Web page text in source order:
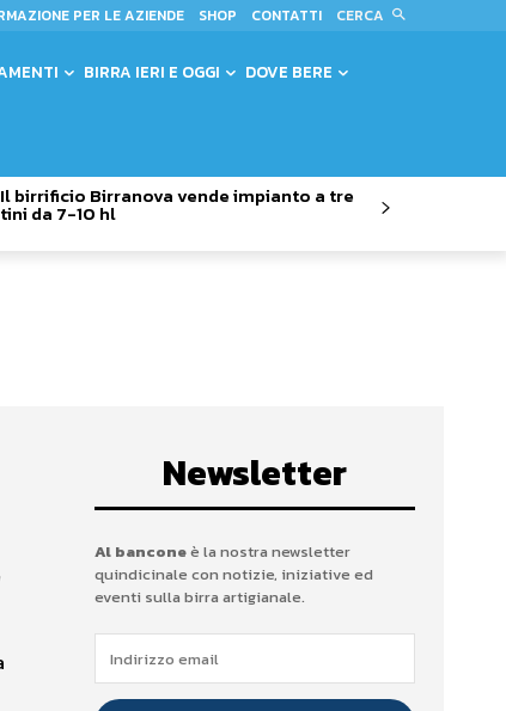
PER LE AZIENDE SHOP CONTATTI CERCA
BIRRA IERI E OGGI DOVE BERE
Il birrificio Birranova vende impianto a tre
tini da 7-10 hl
Newsletter
Al banconeè la nostra newsletter
quindicinale con notizie, iniziative ed
eventi sulla birra artigianale.